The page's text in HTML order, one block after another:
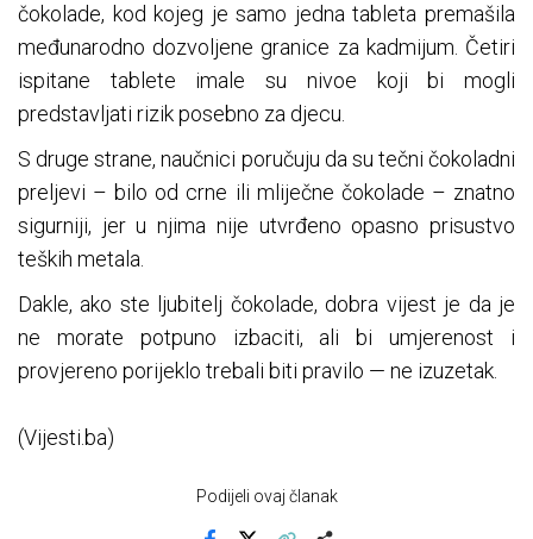
čokolade, kod kojeg je samo jedna tableta premašila
međunarodno dozvoljene granice za kadmijum. Četiri
ispitane tablete imale su nivoe koji bi mogli
predstavljati rizik posebno za djecu.
S druge strane, naučnici poručuju da su tečni čokoladni
preljevi – bilo od crne ili mliječne čokolade – znatno
sigurniji, jer u njima nije utvrđeno opasno prisustvo
teških metala.
Dakle, ako ste ljubitelj čokolade, dobra vijest je da je
ne morate potpuno izbaciti, ali bi umjerenost i
provjereno porijeklo trebali biti pravilo — ne izuzetak.
(Vijesti.ba)
Podijeli ovaj članak